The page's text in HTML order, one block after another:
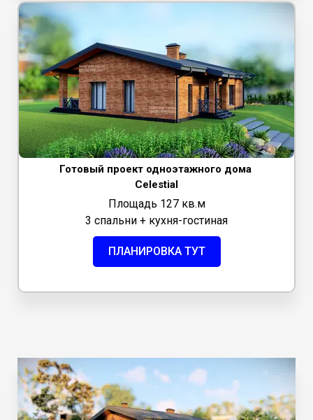
Готовый проект одноэтажного дома
Celestial
Площадь 127 кв.м
3 спальни + кухня-гостиная
ПЛАНИРОВКА ТУТ